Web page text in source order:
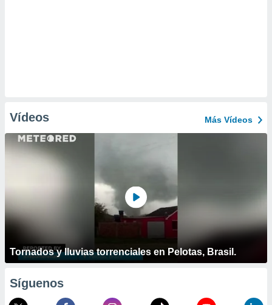
Vídeos Más Vídeos
Tornados y lluvias torrenciales en Pelotas, Brasil.
Síguenos